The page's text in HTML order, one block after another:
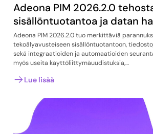
Adeona PIM 2026.2.0
sisällöntuotantoa ja datan
Adeona PIM 2026.2.0 tuo merkittäviä
tekoälyavusteiseen sisällöntuotantoon,
sekä integraatioiden ja automaatioiden
myös useita käyttöliittymäuudistuksia,…
Lue lisää